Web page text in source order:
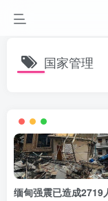
国家管理
缅甸强震已造成2719